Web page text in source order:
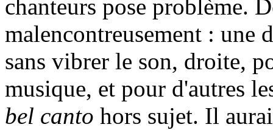
chanteurs pose problème.
malencontreusement : une
sans vibrer le son, droite,
musique, et pour d'autres
bel canto hors sujet. Il